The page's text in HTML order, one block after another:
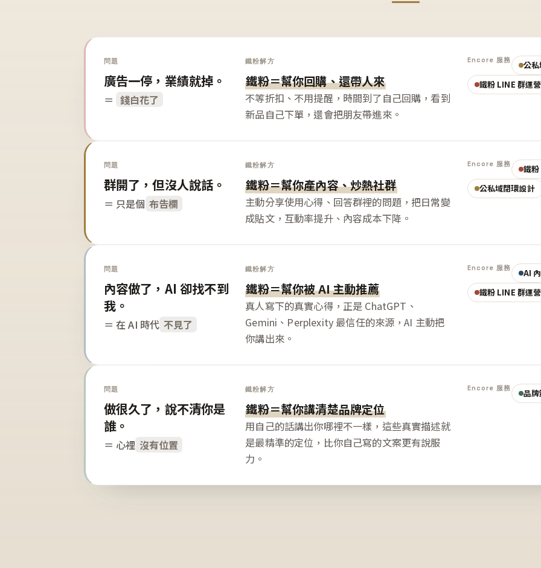
問題
廣告一停，業績就掉。
＝ 錢白花了
鐵粉解方
鐵粉＝幫你回購、還帶人來
不等折扣、不用提醒，時間到了自己回購，看到
新品自己下單，還會把朋友帶進來。
Encore 服務
公
鐵粉 LINE 群運營
問題
群開了，但沒人說話。
＝ 只是個 布告欄
鐵粉解方
鐵粉＝幫你產內容、炒熱社群
主動分享使用心得、回答群裡的問題，把日常變
成貼文，互動率提升、內容成本下降。
Encore 服務
鐵
公私域閉環設計
問題
內容做了，AI 卻找不到
我。
＝ 在 AI 時代 不見了
鐵粉解方
鐵粉＝幫你被 AI 主動推薦
真人寫下的真實心得，正是 ChatGPT、
Gemini、Perplexity 最信任的來源，AI 主動把
你講出來。
Encore 服務
AI
鐵粉 LINE 群運營
問題
做很久了，說不清你是
誰。
＝ 心裡 沒有位置
鐵粉解方
鐵粉＝幫你講清楚品牌定位
用自己的話講出你哪裡不一樣，這些真實描述就
是最精準的定位，比你自己寫的文案更有說服
力。
Encore 服務 品